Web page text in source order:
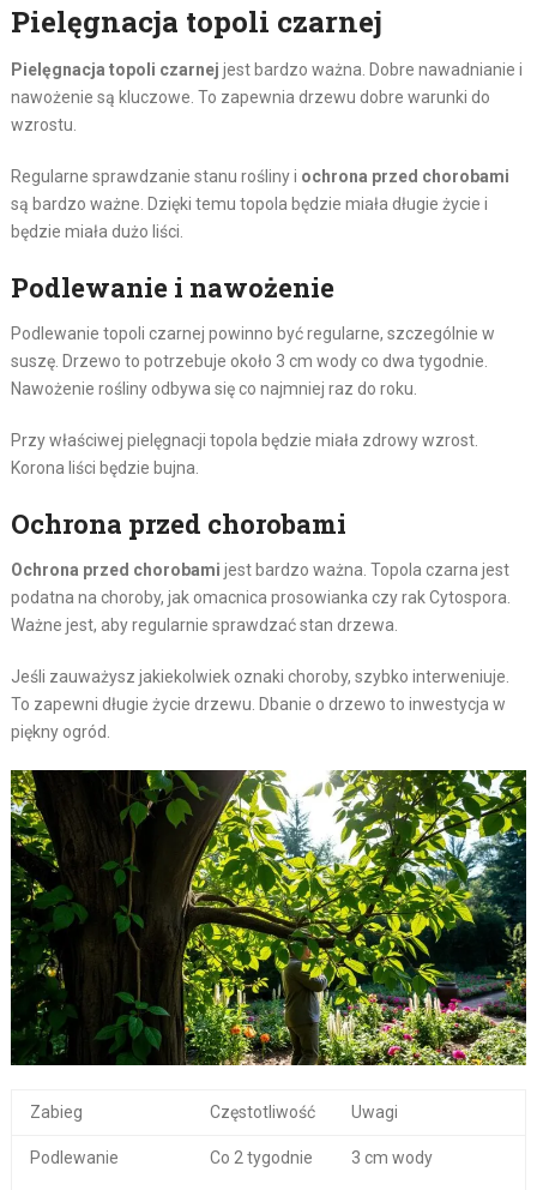
Pielęgnacja topoli czarnej
Pielęgnacja topoli czarnej jest bardzo ważna. Dobre nawadnianie i
nawożenie są kluczowe. To zapewnia drzewu dobre warunki do
wzrostu.
Regularne sprawdzanie stanu rośliny i ochrona przed chorobami
są bardzo ważne. Dzięki temu topola będzie miała długie życie i
będzie miała dużo liści.
Podlewanie i nawożenie
Podlewanie topoli czarnej powinno być regularne, szczególnie w
suszę. Drzewo to potrzebuje około 3 cm wody co dwa tygodnie.
Nawożenie rośliny odbywa się co najmniej raz do roku.
Przy właściwej pielęgnacji topola będzie miała zdrowy wzrost.
Korona liści będzie bujna.
Ochrona przed chorobami
Ochrona przed chorobami jest bardzo ważna. Topola czarna jest
podatna na choroby, jak omacnica prosowianka czy rak Cytospora.
Ważne jest, aby regularnie sprawdzać stan drzewa.
Jeśli zauważysz jakiekolwiek oznaki choroby, szybko interweniuje.
To zapewni długie życie drzewu. Dbanie o drzewo to inwestycja w
piękny ogród.
Zabieg Częstotliwość Uwagi
Podlewanie Co 2 tygodnie 3 cm wody